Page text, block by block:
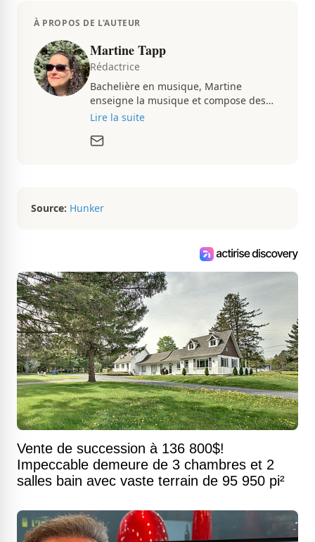
À PROPOS DE L'AUTEUR
Martine Tapp
Rédactrice
Bachelière en musique, Martine
enseigne la musique et compose des
pièces musicales pendant ses temps
d’aménagement intérieur, elle suit de
Lire la suite
Source: Hunker
Vente de succession à 136 800$!
Impeccable demeure de 3 chambres et 2
salles bain avec vaste terrain de 95 950 pi²